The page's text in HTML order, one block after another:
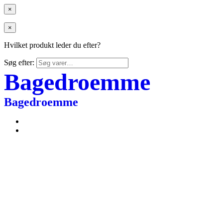
×
×
Hvilket produkt leder du efter?
Søg efter:
Bagedroemme
Bagedroemme